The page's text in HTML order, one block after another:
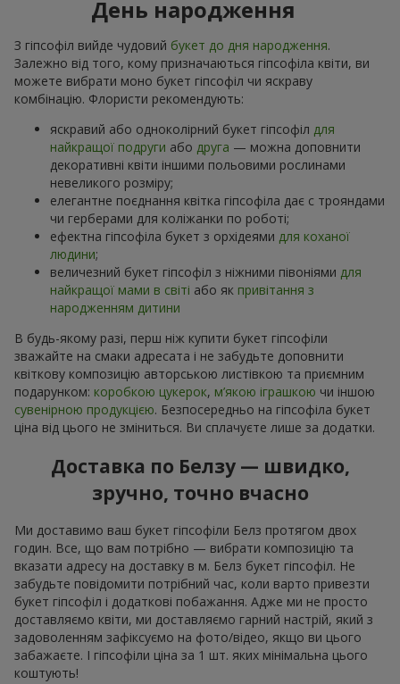
День народження
З гіпсофіл вийде чудовий букет до дня народження.
Залежно від того, кому призначаються гіпсофіла квіти, ви
можете вибрати моно букет гіпсофіл чи яскраву
комбінацію. Флористи рекомендують:
яскравий або одноколірний букет гіпсофіл для
найкращої подруги або друга — можна доповнити
декоративні квіти іншими польовими рослинами
невеликого розміру;
елегантне поєднання квітка гіпсофіла дає с трояндами
чи герберами для коліжанки по роботі;
ефектна гіпсофіла букет з орхідеями для коханої
людини;
величезний букет гіпсофіл з ніжними півоніями для
найкращої мами в світі або як привітання з
народженням дитини
В будь-якому разі, перш ніж купити букет гіпсофіли
зважайте на смаки адресата і не забудьте доповнити
квіткову композицію авторською листівкою та приємним
подарунком: коробкою цукерок, м’якою іграшкою чи іншою
сувенірною продукцією. Безпосередньо на гіпсофіла букет
ціна від цього не зміниться. Ви сплачуєте лише за додатки.
Доставка по Белзу — швидко,
зручно, точно вчасно
Ми доставимо ваш букет гіпсофіли Белз протягом двох
годин. Все, що вам потрібно — вибрати композицію та
вказати адресу на доставку в м. Белз букет гіпсофіл. Не
забудьте повідомити потрібний час, коли варто привезти
букет гіпсофіл і додаткові побажання. Адже ми не просто
доставляємо квіти, ми доставляємо гарний настрій, який з
задоволенням зафіксуємо на фото/відео, якщо ви цього
забажаєте. І гіпсофіли ціна за 1 шт. яких мінімальна цього
коштують!